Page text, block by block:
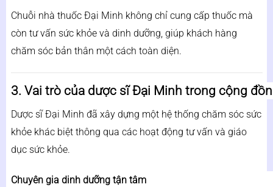
Chuỗi nhà thuốc Đại Minh không chỉ cung cấp thuốc mà
còn tư vấn sức khỏe và dinh dưỡng, giúp khách hàng
chăm sóc bản thân một cách toàn diện.
3. Vai trò của dược sĩ Đại Minh trong cộng
Dược sĩ Đại Minh đã xây dựng một hệ thống chăm sóc sức
khỏe khác biệt thông qua các hoạt động tư vấn và giáo
dục sức khỏe.
Chuyên gia dinh dưỡng tận tâm